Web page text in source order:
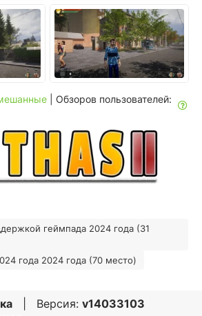
| Обзоров пользователей:
геймпада 2024 года (31
года 2024 года (70 место)
| Версия: v14033103